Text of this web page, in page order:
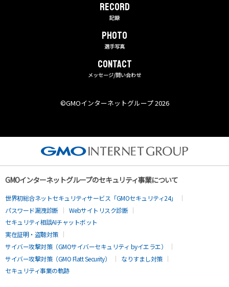
RECORD
記録
PHOTO
選手写真
CONTACT
メッセージ/問い合わせ
©︎GMOインターネットグループ 2026
GMOインターネットグループのセキュリティ事業について
世界初総合ネットセキュリティサービス「GMOセキュリティ24」
パスワード漏洩診断
Webサイトリスク診断
セキュリティ相談AIチャットボット
実在証明・盗聴対策
サイバー攻撃対策（GMOサイバーセキュリティ byイエラエ）
サイバー攻撃対策（GMO Flatt Security）
なりすまし対策
セキュリティ事業の軌跡